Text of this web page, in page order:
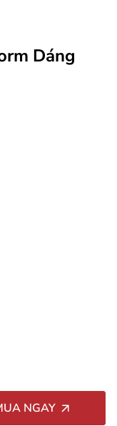
Dáng
NGAY